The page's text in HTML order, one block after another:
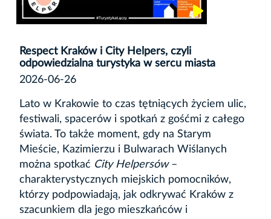
Respect Kraków i City Helpers, czyli
odpowiedzialna turystyka w sercu miasta
2026-06-26
Lato w Krakowie to czas tętniących życiem ulic,
festiwali, spacerów i spotkań z gośćmi z całego
świata. To także moment, gdy na Starym
Mieście, Kazimierzu i Bulwarach Wiślanych
można spotkać City Helpersów–
charakterystycznych miejskich pomocników,
którzy podpowiadają, jak odkrywać Kraków z
szacunkiem dla jego mieszkańców i